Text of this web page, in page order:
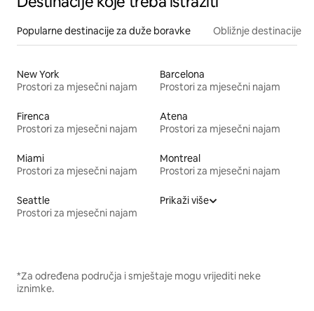
Popularne destinacije za duže boravke Obližnje destinacije
New York
Prostori za mjesečni najam
Barcelona
Prostori za mjesečni najam
Firenca
Prostori za mjesečni najam
Atena
Prostori za mjesečni najam
Miami
Prostori za mjesečni najam
Montreal
Prostori za mjesečni najam
Seattle
Prostori za mjesečni najam
Prikaži više
*Za određena područja i smještaje mogu vrijediti neke
iznimke.